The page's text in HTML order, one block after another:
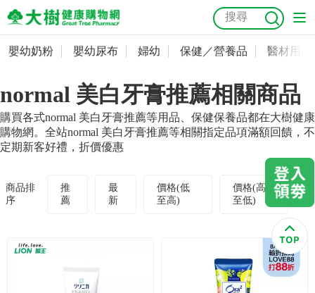
嬰幼奶粉
嬰幼尿布
婦幼
醫材用品
成人照護
美容／個人清潔
抗菌 尿布 大樹獨家 益生菌 魚油 幼兒米餅 貓砂
奶瓶奶嘴
會員資料及密碼修改
常用收件人清單
訂單查詢
紅利點數查詢
購物金查詢
嬰幼奶粉 嬰幼尿布 婦幼 保健／營養品 醫材用品
normal 美白牙膏推薦相關商品
購買各式normal 美白牙膏推薦等用品、保健保養品都在大樹健康
購物網。全站normal 美白牙膏推薦等相關指定品項滿額回饋，不
定期新客好禮，折價優惠
商品排
序
推
薦
最
新
價格(低
至高)
價格(高
至低)